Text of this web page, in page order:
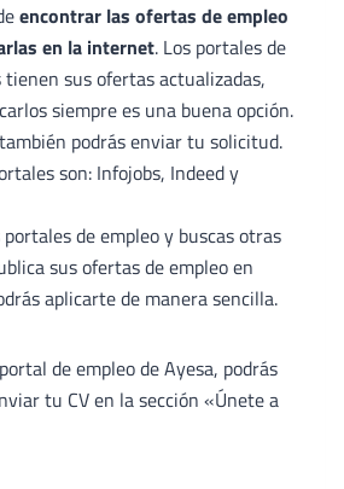
encontrar las ofertas de empleo
en la internet. Los portales de
sus ofertas actualizadas,
siempre es una buena opción.
podrás enviar tu solicitud.
son: Infojobs, Indeed y
de empleo y buscas otras
sus ofertas de empleo en
aplicarte de manera sencilla.
de empleo de Ayesa, podrás
tu CV en la sección «Únete a